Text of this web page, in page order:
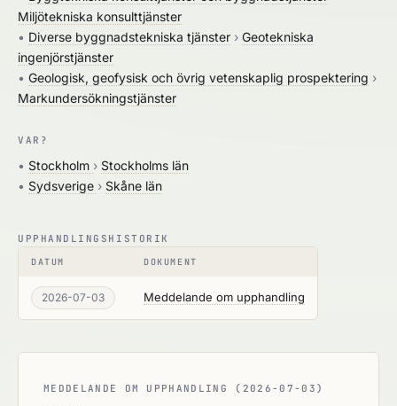
Miljötekniska konsulttjänster
• Diverse byggnadstekniska tjänster › Geotekniska
ingenjörstjänster
• Geologisk, geofysisk och övrig vetenskaplig prospektering ›
Markundersökningstjänster
VAR?
• Stockholm › Stockholms län
• Sydsverige › Skåne län
UPPHANDLINGSHISTORIK
DATUM DOKUMENT
2026-07-03 Meddelande om upphandling
MEDDELANDE OM UPPHANDLING (2026-07-03)